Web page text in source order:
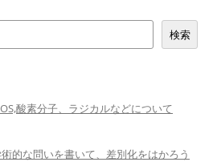
検索
酸素分子、ラジカルなどについて
的な問いを書いて、差別化をはかろう